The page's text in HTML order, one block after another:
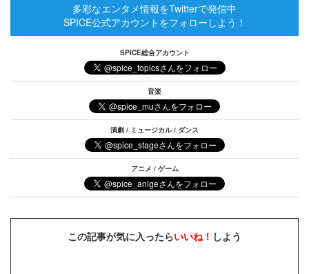
多彩なエンタメ情報をTwitterで発信中
SPICE公式アカウントをフォローしよう！
SPICE総合アカウント
音楽
演劇 / ミュージカル / ダンス
アニメ / ゲーム
この記事が気に入ったらいいね！ しよう